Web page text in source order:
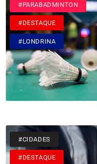
#CIDADES
#DESTAQUE
#LONDRINA
#PARABADMINTON
#CIDADES
#DESTAQUE